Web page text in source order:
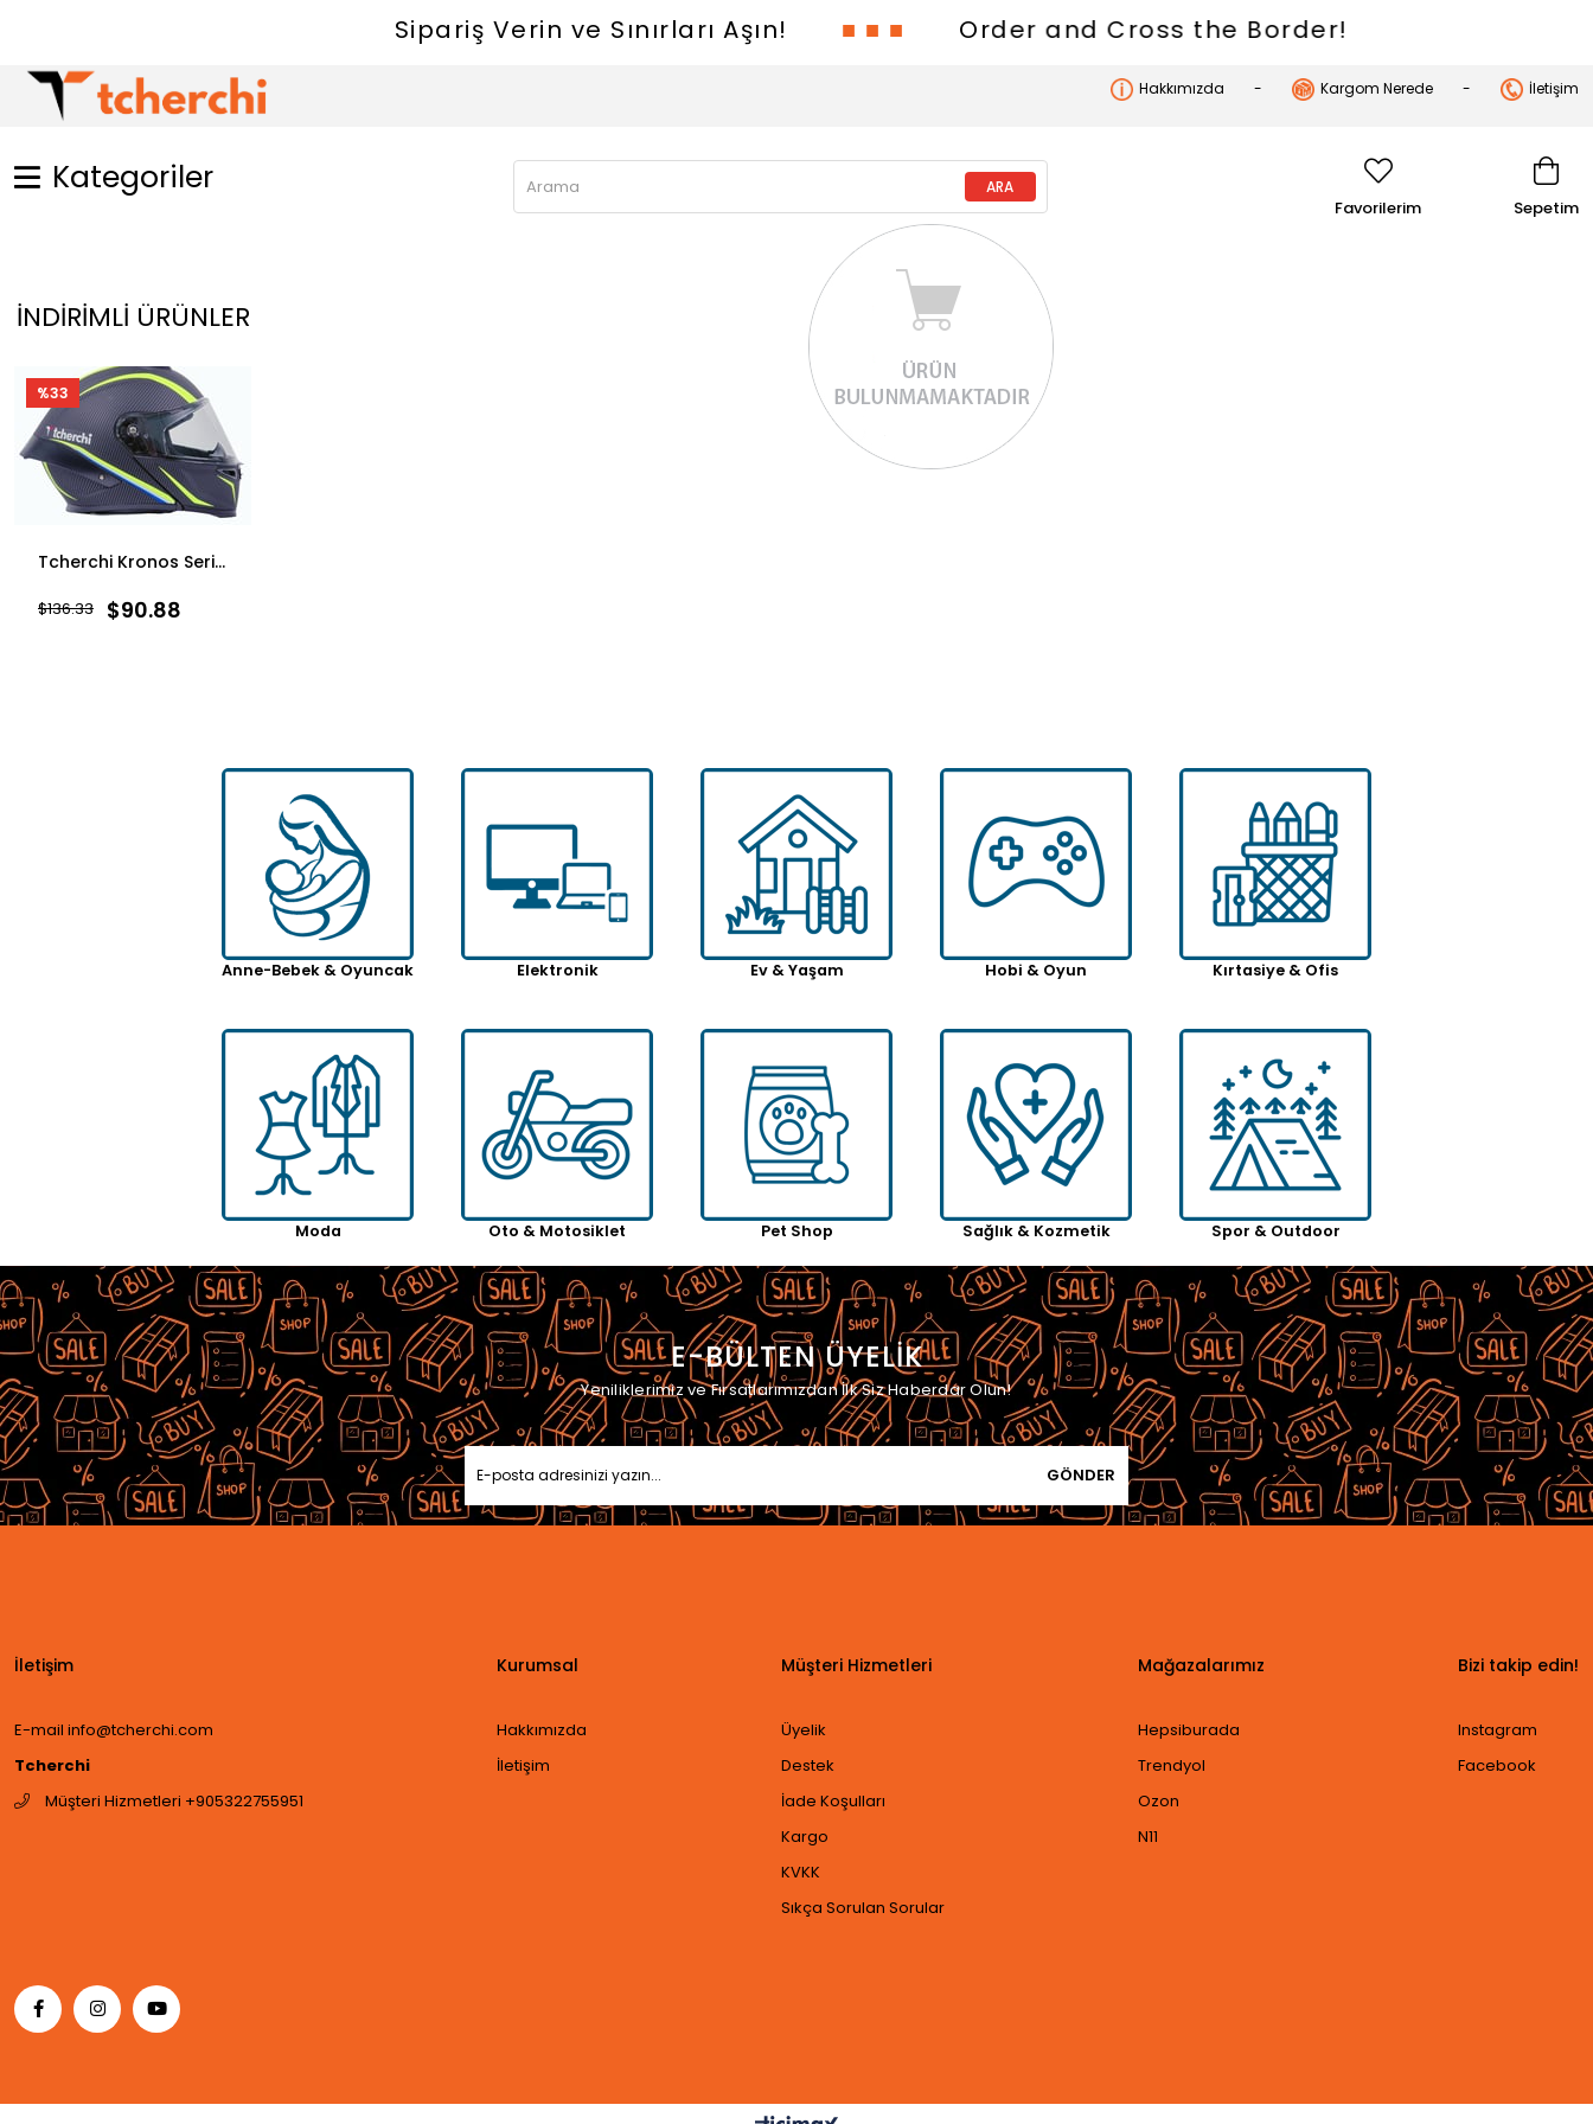
Sipariş Verin ve Sınırları Aşın! ■ ■ ■Order and Cross the Border!
Hakkımızda Kargom Nerede İletişim
Kategoriler
Sepetim
Favorilerim
İNDIRIMLI ÜRÜNLER
Tcherchi Kronos Serisi Çeneden Açılabilir Motor Kaskı (ECE 22.06) (SİYAH VİZÖR DAHİL)
$90.88
$136.33
%33 %25 %17
Anne-Bebek & Oyuncak Elektronik Ev & Yaşam Hobi & Oyun Kırtasiye & Ofis
Moda Oto & Motosiklet Pet Shop Sağlık & Kozmetik Spor & Outdoor
E-BÜLTEN ÜYELİK
Yeniliklerimiz ve Fırsatlarımızdan İlk Siz Haberdar Olun!
GÖNDER
İletişim
E-mail info@tcherchi.com
Tcherchi
Müşteri Hizmetleri +905322755951
Kurumsal
Hakkımızda
İletişim
Müşteri Hizmetleri
Üyelik
Destek
İade Koşulları
Kargo
KVKK
Sıkça Sorulan Sorular
Mağazalarımız
Hepsiburada
Trendyol
Ozon
N11
Bizi takip edin!
Instagram
Facebook